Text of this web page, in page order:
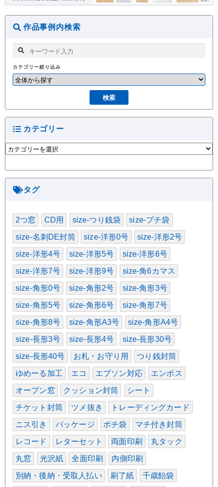
作品事例内検索
カテゴリー絞り込み
カテゴリー
カ
テ
タグ
2つ窓 CD用 size-つり銭袋 size-プチ袋
size-名刺DE封筒 size-洋形0号 size-洋形2号
size-洋形4号 size-洋形5号 size-洋形6号
size-洋形7号 size-洋形9号 size-角6カマス
size-角形0号 size-角形2号 size-角形3号
size-角形5号 size-角形6号 size-角形7号
size-角形8号 size-角形A3号 size-角形A4号
size-長形3号 size-長形4号 size-長形30号
size-長形40号 お札・お守り用 つり銭封筒
ゆめーる加工 エコ エプソン対応 エンボス
オープン窓 クッション封筒 シート
チケット封筒 ツメ抜き トレーディングカード
ニス引き パッケージ ポチ袋 マチ付き封筒
レコード レターセット 両面印刷 丸タック
丸窓 光沢紙 全面印刷 内側印刷
別納・後納・受取人払い 刷了紙 千歳飴袋